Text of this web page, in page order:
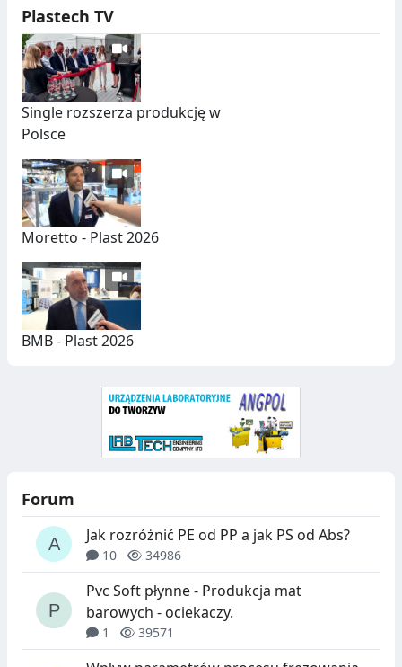
T
U
C
Z
N
Y
C
H
W
Plastech TV
Single rozszerza produkcję w
Polsce
Moretto - Plast 2026
BMB - Plast 2026
Forum
Jak rozróżnić PE od PP a jak PS od Abs?
10 34986
Pvc Soft płynne - Produkcja mat
barowych - ociekaczy.
1 39571